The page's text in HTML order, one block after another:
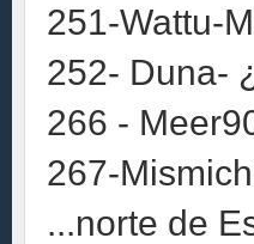
251-Wattu-
252- Duna-
266 -
267-
...norte de